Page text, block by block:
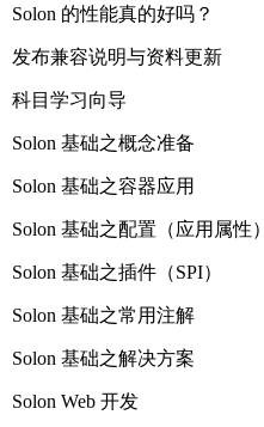
Solon 的性能真的好吗？
发布兼容说明与资料更新
科目学习向导
Solon 基础之概念准备
Solon 基础之容器应用
Solon 基础之配置（应用属性）
Solon 基础之插件（SPI）
Solon 基础之常用注解
Solon 基础之解决方案
Solon Web 开发